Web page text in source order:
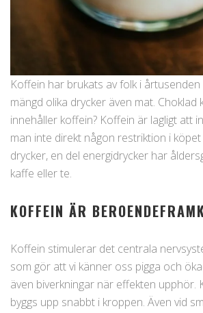
Koffein har brukats av folk i
mängd olika drycker även mat. Choklad
innehåller koffein? Koffein är lagligt att
man inte direkt någon restriktion i
drycker, en del energidrycker har
kaffe eller te.
KOFFEIN ÄR
Koffein stimulerar det centrala
som gör att vi känner oss pigga och
även biverkningar när effekten upphör.
byggs upp snabbt i kroppen. Även vid